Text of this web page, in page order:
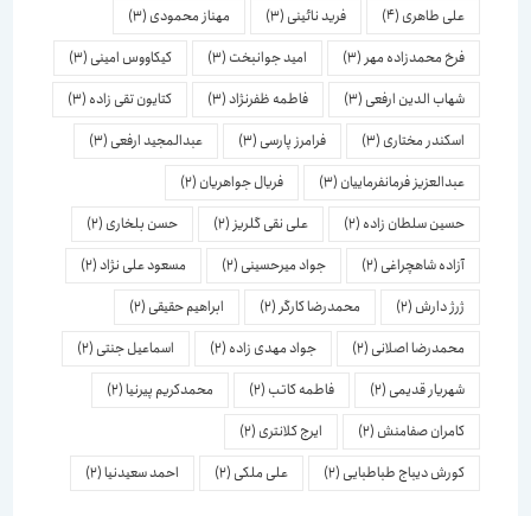
علی طاهری(4) فرید نائینی(3) مهناز محمودی(3)
فرخ محمدزاده مهر (3) امید جوانبخت(3) کیکاووس امینی(3)
شهاب الدین ارفعی(3) فاطمه ظفرنژاد(3) کتایون تقی زاده(3)
اسكندر مختاری(3) فرامرز پارسی(3) عبدالمجید ارفعی(3)
عبدالعزیز فرمانفرماییان(3) فریال جواهریان(2)
حسین سلطان زاده(2) علی نقی گلریز(2) حسن بلخاری(2)
آزاده شاهچراغی(2) جواد میرحسینی(2) مسعود علی نژاد (2)
ژرژ دارش(2) محمدرضا کارگر(2) ابراهیم حقیقی(2)
محمدرضا اصلانی(2) جواد مهدی زاده(2) اسماعیل جنتی(2)
شهریار قدیمی(2) فاطمه کاتب(2) محمدکریم پیرنیا(2)
کامران صفامنش(2) ایرج کلانتری(2)
کورش دیباج طباطبایی(2) علی ملکی(2) احمد سعیدنیا(2)